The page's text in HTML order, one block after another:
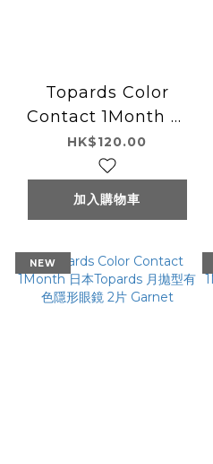
Topards Color
Contact 1Month 日
本Topards 月拋型有
色隱形眼鏡 2片 Jelly
Quartz
HK$120.00
加入購物車
NEW